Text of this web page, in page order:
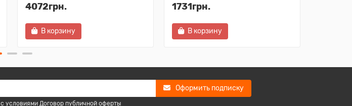
4072грн.
В корзину
1731грн.
В корзину
Оформить подписку
условиями Договор публичной оферты